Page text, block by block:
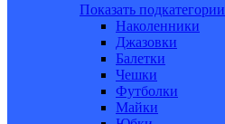
Показать подкатегории
Наколенники
Джазовки
Балетки
Чешки
Футболки
Майки